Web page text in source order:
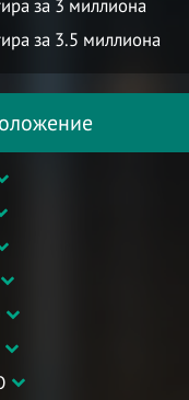
за 3 миллиона
за 3.5 миллиона